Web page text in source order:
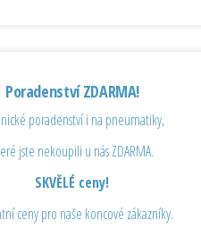
Poradenství ZDARMA!
poradenství i na pneumatiky,
jste nekoupili u nás ZDARMA.
SKVĚLÉ ceny!
ceny pro naše koncové zákazníky.